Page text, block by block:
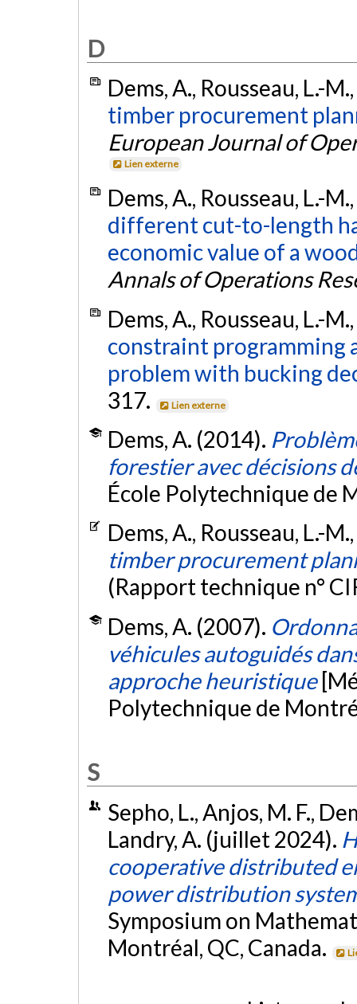
D
Dems, A., Rousseau, L.-
timber procurement
European Journal of
Lien externe
Dems, A., Rousseau, L.-
different cut-to-length
economic value of a
Annals of Operations
Dems, A., Rousseau, L.-
constraint programming
problem with bucking
317.
Lien externe
Dems, A. (2014).
forestier avec décisions
École Polytechnique de
Dems, A., Rousseau, L.-
timber procurement
(Rapport technique n°
Dems, A. (2007).
véhicules autoguidés
approche heuristique
Polytechnique de
S
Sepho, L., Anjos, M. F.,
Landry, A. (juillet 2024).
cooperative distributed
power distribution
Symposium on
Montréal, QC, Canada.